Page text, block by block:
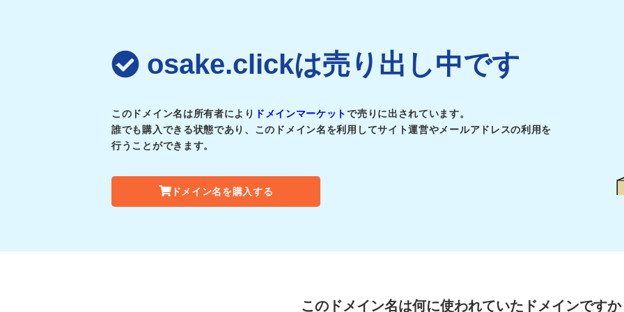
osake.clickは売り出し中です
このドメイン名は所有者により ドメインマーケットで売りに出されています。
誰でも購入できる状態であり、このドメイン名を利用してサイト運営やメールアドレスの利用を
行うことができます。
ドメイン名を購入する
このドメイン名は何に使われていたドメインですか